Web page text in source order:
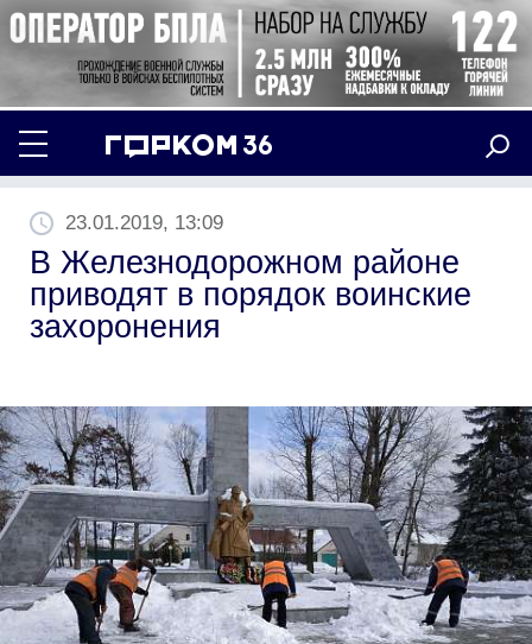
23.01.2019, 13:09
В Железнодорожном районе
приводят в порядок воинские
захоронения